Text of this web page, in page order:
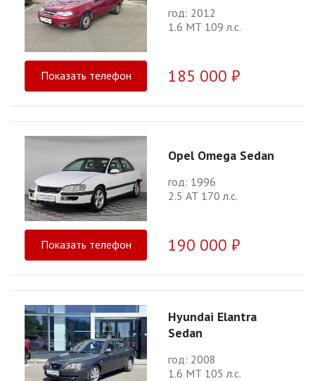
год: 2012
1.6 МТ 109 л.с.
Показать телефон 185 000 ₽
Opel Omega Sedan
год: 1996
2.5 АТ 170 л.с.
Показать телефон 190 000 ₽
Hyundai Elantra
Sedan
год: 2008
1.6 МТ 105 л.с.